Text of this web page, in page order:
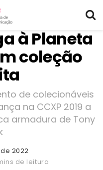
à Planeta
coleção
de colecionáveis
na CCXP 2019 a
armadura de Tony
2022
de leitura